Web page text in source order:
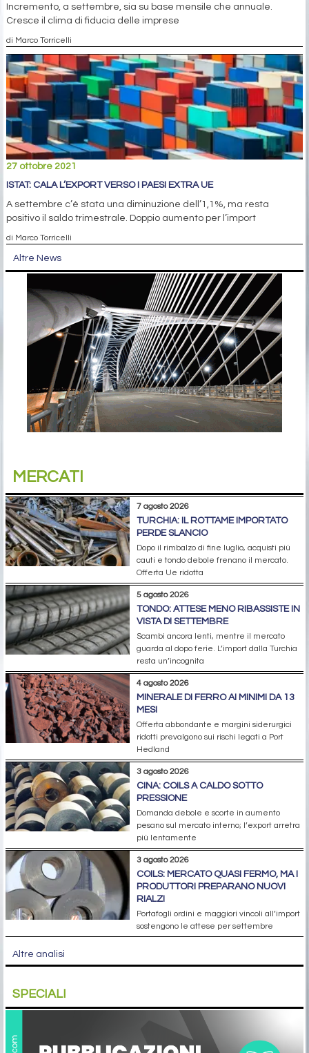
Incremento, a settembre, sia su base mensile che annuale.
Cresce il clima di fiducia delle imprese
di Marco Torricelli
27 ottobre 2021
ISTAT: CALA L’EXPORT VERSO I PAESI EXTRA UE
A settembre c’è stata una diminuzione dell’1,1%, ma resta
positivo il saldo trimestrale. Doppio aumento per l’import
di Marco Torricelli
Altre News
MERCATI
7 agosto 2026
TURCHIA: IL ROTTAME IMPORTATO
PERDE SLANCIO
Dopo il rimbalzo di fine luglio, acquisti più
cauti e tondo debole frenano il mercato.
Offerta Ue ridotta
5 agosto 2026
TONDO: ATTESE MENO RIBASSISTE IN
VISTA DI SETTEMBRE
Scambi ancora lenti, mentre il mercato
guarda al dopo ferie. L’import dalla Turchia
resta un’incognita
4 agosto 2026
MINERALE DI FERRO AI MINIMI DA 13
MESI
Offerta abbondante e margini siderurgici
ridotti prevalgono sui rischi legati a Port
Hedland
3 agosto 2026
CINA: COILS A CALDO SOTTO
PRESSIONE
Domanda debole e scorte in aumento
pesano sul mercato interno; l’export arretra
più lentamente
3 agosto 2026
COILS: MERCATO QUASI FERMO, MA I
PRODUTTORI PREPARANO NUOVI
RIALZI
Portafogli ordini e maggiori vincoli all’import
sostengono le attese per settembre
Altre analisi
SPECIALI